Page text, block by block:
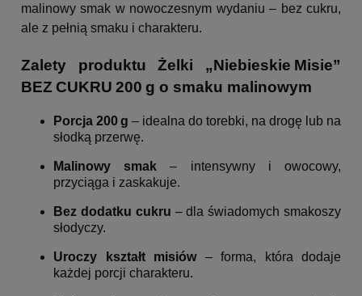
malinowy smak w nowoczesnym wydaniu – bez cukru,
ale z pełnią smaku i charakteru.
Zalety produktu Żelki „Niebieskie Misie”
BEZ CUKRU 200 g o smaku malinowym
Porcja 200 g – idealna do torebki, na drogę lub na
słodką przerwę.
Malinowy smak – intensywny i owocowy,
przyciąga i zaskakuje.
Bez dodatku cukru – dla świadomych smakoszy
słodyczy.
Uroczy kształt misiów– forma, która dodaje
każdej porcji charakteru.